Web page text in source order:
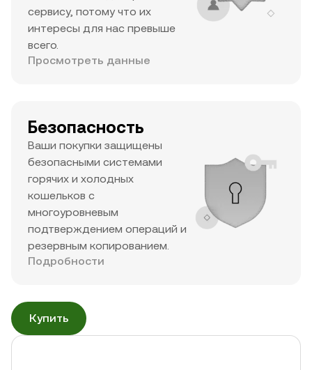
сервису, потому что их
интересы для нас превыше
всего.
Просмотреть данные
Безопасность
Ваши покупки защищены
безопасными системами
горячих и холодных
кошельков с
многоуровневым
подтверждением операций и
резервным копированием.
Подробности
Купить